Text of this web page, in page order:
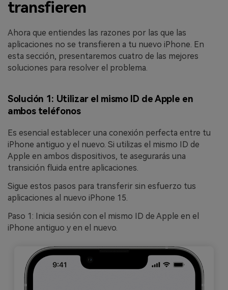
transfieren
Ahora que entiendes las razones por las que las
aplicaciones no se transfieren a tu nuevo iPhone. En
esta sección, presentaremos cuatro de las mejores
soluciones para resolver el problema.
Solución 1: Utilizar el mismo ID de Apple en
ambos teléfonos
Es esencial establecer una conexión perfecta entre tu
iPhone antiguo y el nuevo. Si utilizas el mismo ID de
Apple en ambos dispositivos, te asegurarás una
transición fluida entre aplicaciones.
Sigue estos pasos para transferir sin esfuerzo tus
aplicaciones al nuevo iPhone 15.
Paso 1: Inicia sesión con el mismo ID de Apple en el
iPhone antiguo y en el nuevo.